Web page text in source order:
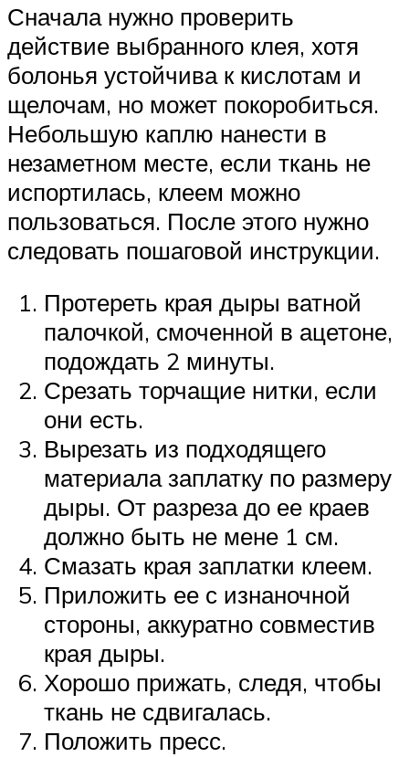
Сначала нужно проверить
действие выбранного клея, хотя
болонья устойчива к кислотам и
щелочам, но может покоробиться.
Небольшую каплю нанести в
незаметном месте, если ткань не
испортилась, клеем можно
пользоваться. После этого нужно
следовать пошаговой инструкции.
Протереть края дыры ватной
палочкой, смоченной в ацетоне,
подождать 2 минуты.
Срезать торчащие нитки, если
они есть.
Вырезать из подходящего
материала заплатку по размеру
дыры. От разреза до ее краев
должно быть не мене 1 см.
Смазать края заплатки клеем.
Приложить ее с изнаночной
стороны, аккуратно совместив
края дыры.
Хорошо прижать, следя, чтобы
ткань не сдвигалась.
Положить пресс.